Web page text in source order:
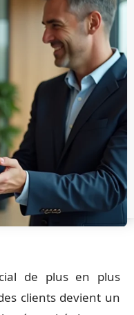
de plus en plus
clients devient un